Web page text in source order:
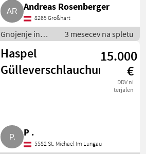
Andreas Rosenberger
8265 Großhart
Gnojenje in
namakanje /
Cevi za gnoj
3 mesecev na spletu
Haspel
Gülleverschlauchung
15.000
€
DDV ni
terjalen
P .
5582 St. Michael Im Lungau